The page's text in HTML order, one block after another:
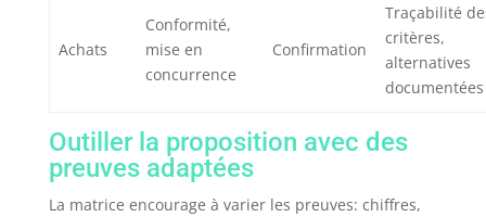
Achats
Conformité,
mise en
concurrence
Confirmation
Traçabilité
critères,
alternatives
documentées
Outiller la proposition avec des
preuves adaptées
La matrice encourage à varier les preuves: chiffres,